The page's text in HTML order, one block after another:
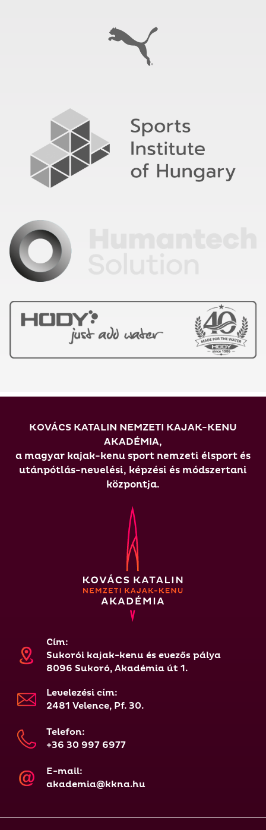
KOVÁCS KATALIN NEMZETI KAJAK-KENU
AKADÉMIA,
a magyar kajak-kenu sport nemzeti élsport és
utánpótlás-nevelési, képzési és módszertani
központja.
Cím:
Sukorói kajak-kenu és evezős pálya
8096 Sukoró, Akadémia út 1.
Levelezési cím:
2481 Velence, Pf. 30.
Telefon:
+36 30 997 6977
E-mail:
akademia@kkna.hu